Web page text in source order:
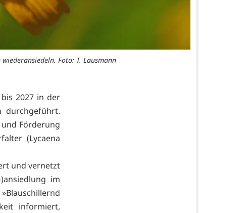
Foto: T. Lausmann
2027 in der
durchgeführt.
Förderung
(Lycaena
und vernetzt
im
informiert,